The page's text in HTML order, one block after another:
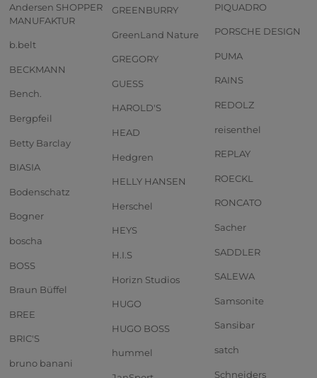
Andersen SHOPPER
MANUFAKTUR
b.belt
BECKMANN
Bench.
Bergpfeil
Betty Barclay
BIASIA
Bodenschatz
Bogner
boscha
BOSS
Braun Büffel
BREE
BRIC'S
bruno banani
GREENBURRY
GreenLand Nature
GREGORY
GUESS
HAROLD'S
HEAD
Hedgren
HELLY HANSEN
Herschel
HEYS
H.I.S
Horizn Studios
HUGO
HUGO BOSS
hummel
PIQUADRO
PORSCHE DESIGN
PUMA
RAINS
REDOLZ
reisenthel
REPLAY
ROECKL
RONCATO
Sacher
SADDLER
SALEWA
Samsonite
Sansibar
satch
Schneiders